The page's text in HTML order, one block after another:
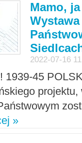
Mamo,
2022-07-16
1939-45
»